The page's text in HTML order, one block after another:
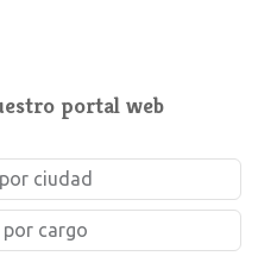
portal web
ciudad
cargo